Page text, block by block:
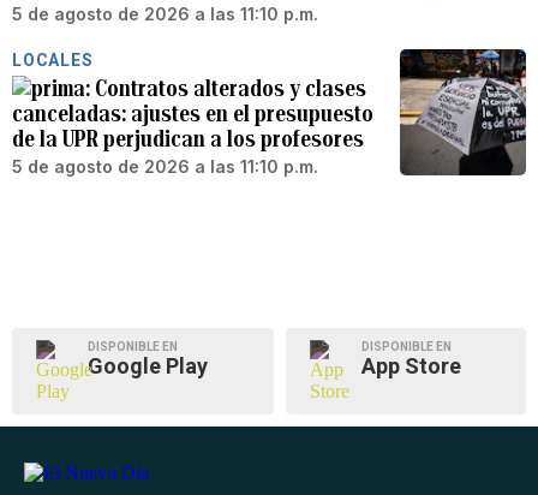
5 de agosto de 2026 a las 11:10 p.m.
LOCALES
Contratos alterados y clases
canceladas: ajustes en el presupuesto
de la UPR perjudican a los profesores
5 de agosto de 2026 a las 11:10 p.m.
DISPONIBLE EN
Google Play
DISPONIBLE EN
App Store